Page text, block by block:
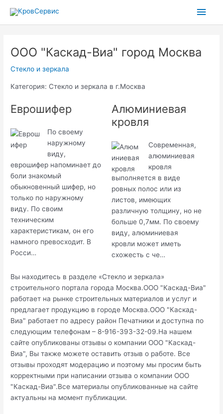
содержимому
ООО "Каскад-Виа" город Москва
Стекло и зеркала
Категория: Стекло и зеркала в г.Москва
Еврошифер
По своему
наружному
виду,
еврошифер напоминает до
боли знакомый
обыкновенный шифер, но
только по наружному
виду. По своим
техническим
характеристикам, он его
намного превосходит. В
Росси…
Алюминиевая
кровля
Современная,
алюминиевая
кровля
выполняется в виде
ровных полос или из
листов, имеющих
различную толщину, но не
больше 0,7мм. По своему
виду, алюминиевая
кровли может иметь
схожесть с че…
Вы находитесь в разделе «Стекло и зеркала»
строительного портала города Москва.ООО "Каскад-Виа"
работает на рынке строительных материалов и услуг и
предлагает продукцию в городе Москва.ООО "Каскад-
Виа" работает по адресу район Печатники и доступна по
следующим телефонам – 8-916-393-32-09.На нашем
сайте опубликованы отзывы о компании ООО "Каскад-
Виа", Вы также можете оставить отзыв о работе. Все
отзывы проходят модерацию и поэтому мы просим быть
корректными при написании отзыва о компании ООО
"Каскад-Виа".Все материалы опубликованные на сайте
актуальны на момент публикации.